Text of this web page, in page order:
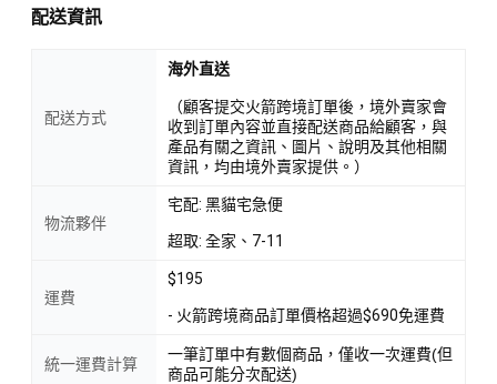
配送資訊
配送方式
海外直送
（顧客提交火箭跨境訂單後，境外賣家會
收到訂單內容並直接配送商品給顧客，與
產品有關之資訊、圖片、說明及其他相關
資訊，均由境外賣家提供。）
物流夥伴
宅配: 黑貓宅急便
超取: 全家、7-11
運費
$195
- 火箭跨境商品訂單價格超過$690免運費
統一運費計算
一筆訂單中有數個商品，僅收一次運費(但
商品可能分次配送)